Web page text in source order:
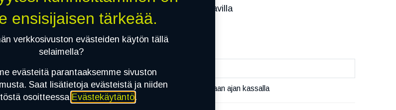
Saatavilla
Toimitusaika:3 arkipäivää
Asennuspalvelu
Mikäli valitset asennuksen, pääset varaamaan ajan kassalla
ensisijaisen tärkeää.
verkkosivuston evästeiden käytön tällä
selaimella?
evästeitä parantaaksemme sivuston
Saat lisätietoja evästeistä ja niiden
osoitteessa Evästekäytäntö.